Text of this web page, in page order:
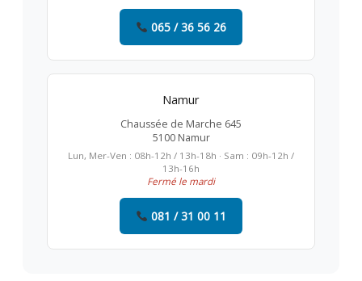
065 / 36 56 26
Namur
Chaussée de Marche 645
5100 Namur
Lun, Mer-Ven : 08h-12h / 13h-18h · Sam : 09h-12h /
13h-16h
Fermé le mardi
081 / 31 00 11